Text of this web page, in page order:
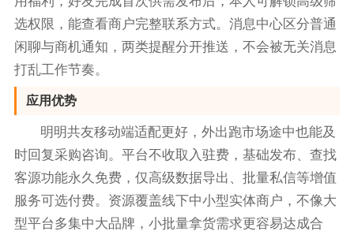
选权限，能查看商户完整联系方式。消息中心区分普通
闲聊与商机通知，两类提醒分开推送，不会被无关消息
打乱工作节奏。
应用优势
明明共友移动端适配更好，外出跑市场途中也能及
时回复采购咨询。平台不收取入驻费，基础发布、查找
客源功能永久免费，仅高级数据导出、批量私信等增值
服务可选付费。资源覆盖线下中小型实体商户，不像大
型平台多集中大品牌，小批量拿货需求更容易达成合